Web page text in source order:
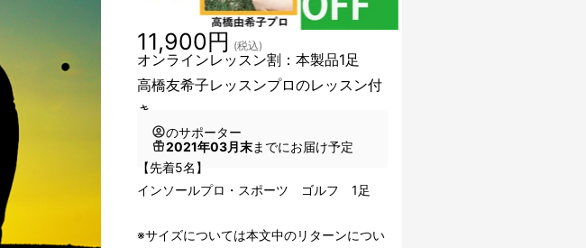
オンラインレッスン割：本製品1足
高橋友希子レッスンプロのレッスン付
き
11,900円 (税込)
のサポーター
2021年03月末までにお届け予定
【先着5名】
インソールプロ・スポーツ ゴルフ 1足
※サイズについては本文中のリターンについ